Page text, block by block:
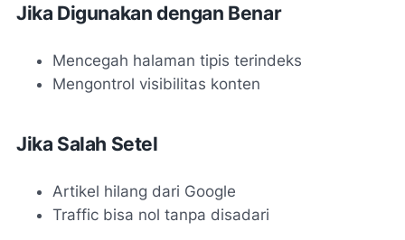
Jika Digunakan dengan Benar
Mencegah halaman tipis terindeks
Mengontrol visibilitas konten
Jika Salah Setel
Artikel hilang dari Google
Traffic bisa nol tanpa disadari